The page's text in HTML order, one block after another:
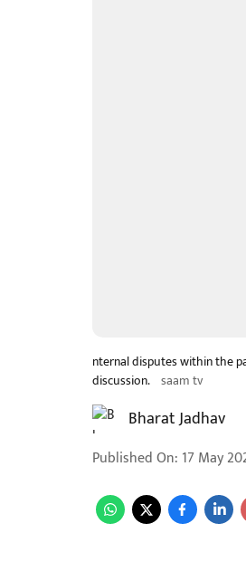
nternal disputes within the
discussion. saam tv
Bharat Jadhav
Published On: 17 May